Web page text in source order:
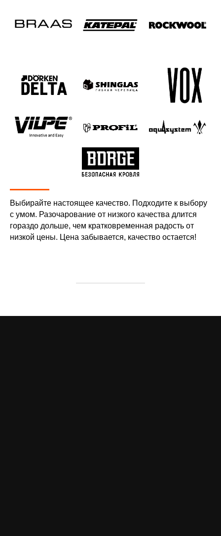
Выбирайте настоящее качество. Подходите к выбору
с умом. Разочарование от низкого качества длится
гораздо дольше, чем кратковременная радость от
низкой цены. Цена забывается, качество остается!